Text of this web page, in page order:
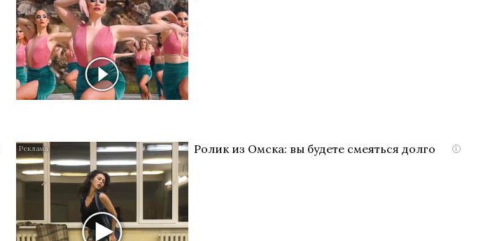
i
Ролик из Омска: вы будете смеяться долго